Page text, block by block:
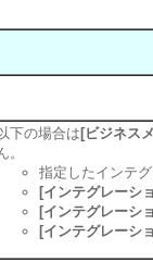
下の場合は [ビジネス
。
指定したインテ
[インテグレーシ
[インテグレーシ
[インテグレーシ